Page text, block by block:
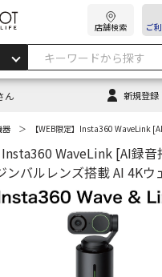
店舗検索 ご
ん 新規登録
器 【WEB限定】Insta360 WaveLink
Insta360 WaveLink [AI録
ンバルレンズ搭載 AI 4Kウ